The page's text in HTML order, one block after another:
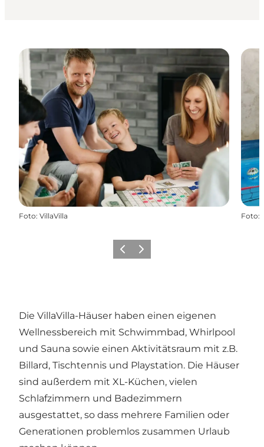
Foto: VillaVilla Foto:
ZurückWeiter
Die VillaVilla-Häuser haben einen eigenen
Wellnessbereich mit Schwimmbad, Whirlpool
und Sauna sowie einen Aktivitätsraum mit z.B.
Billard, Tischtennis und Playstation. Die Häuser
sind außerdem mit XL-Küchen, vielen
Schlafzimmern und Badezimmern
ausgestattet, so dass mehrere Familien oder
Generationen problemlos zusammen Urlaub